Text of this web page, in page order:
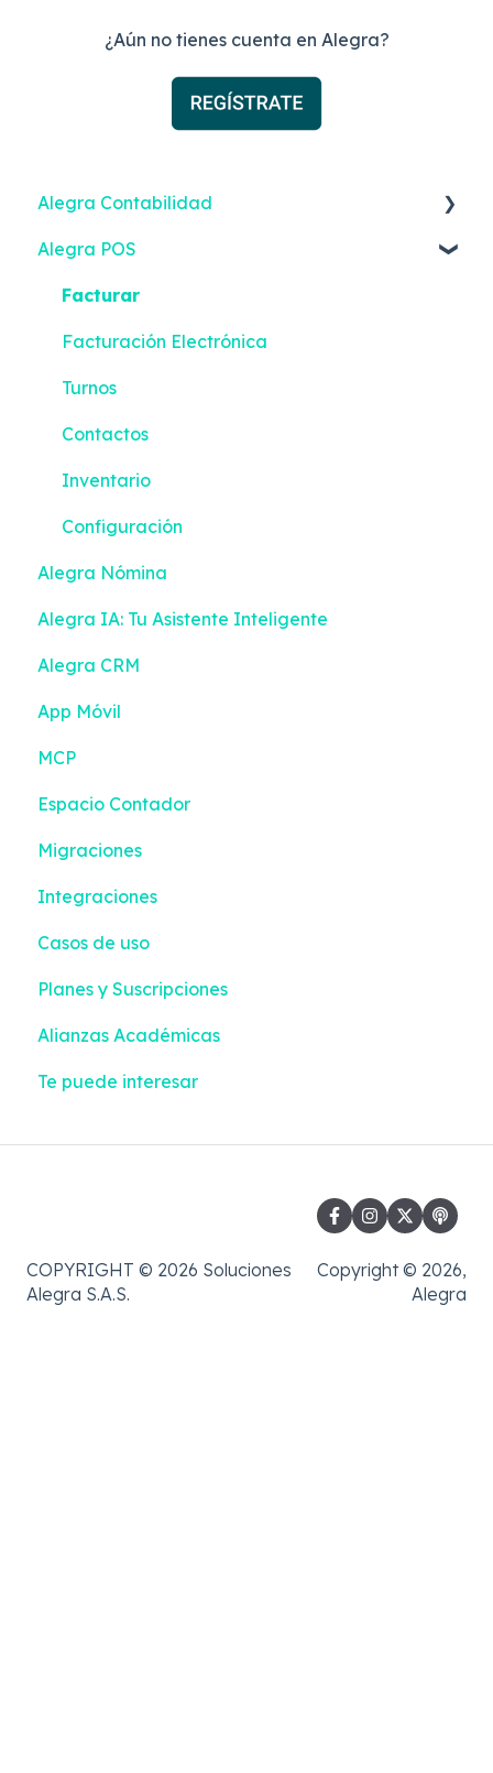
¿Aún no tienes cuenta en Alegra?
Alegra Contabilidad
Facturación Electrónica
Ingresos
Gastos
Contactos
Inventario
Bancos
Contabilidad
Reportes Inteligentes
Configuración
Impuestos y Retenciones
Alegra POS
Facturar
Facturación Electrónica
Turnos
Contactos
Inventario
Configuración
Alegra Nómina
Alegra IA: Tu Asistente Inteligente
Alegra CRM
App Móvil
MCP
Espacio Contador
Migraciones
Integraciones
Casos de uso
Planes y Suscripciones
Alianzas Académicas
Te puede interesar
COPYRIGHT © 2026 Soluciones
Alegra S.A.S.
Copyright © 2026,
Alegra